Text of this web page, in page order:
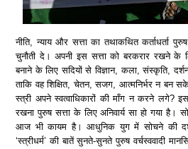
नीति, न्याय और सत्ता का तथाकथित कर्ताधर्ता
चुनौती दे। अपनी इस सत्ता को बरकरार रखने के
बनाने के लिए सदियों से विज्ञान, कला, संस्कृति,
ताकि वह शिक्षित, चेतन, सजग, आत्मनिर्भर न बन
स्त्री अपने स्वत्वाधिकारों की माँग न करने लगे?
रखना पुरुष सत्ता के लिए अनिवार्य सा हो गया है।
आज भी कायम है। आधुनिक युग में सोचने की
‘स्त्रीधर्म’ की बातें सुनते-सुनते पुरुष वर्चस्ववादी